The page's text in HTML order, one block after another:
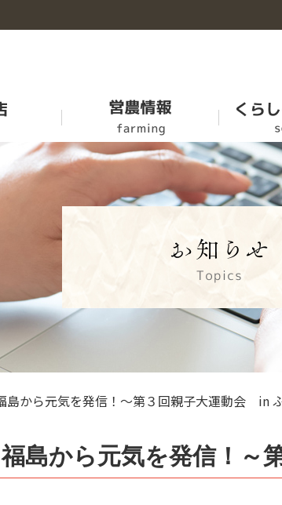
乳製品
農福連携マニュアル
家畜市場の市況情報
ふれあい食材
各部紹介
島から元気を発信！～第３回親子大運動会 in
島から元気を発信！